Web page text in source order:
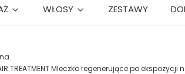
WŁOSY ZESTAWY
TREATMENT Mleczko regenerujące po